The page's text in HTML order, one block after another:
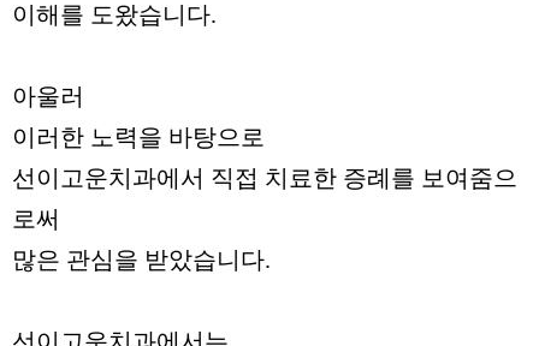
이해를 도왔습니다.
아울러
이러한 노력을 바탕으로
선이고운치과에서 직접 치료한 증례를 보여줌으
로써
많은 관심을 받았습니다.